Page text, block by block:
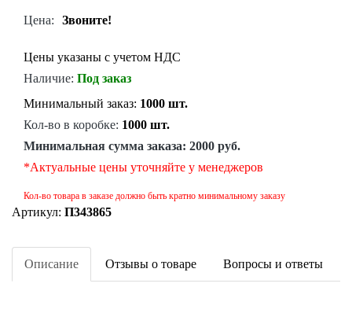
Цена: Звоните!
Цены указаны с учетом НДС
Наличие: Под заказ
Минимальный заказ: 1000 шт.
Кол-во в коробке: 1000 шт.
Минимальная сумма заказа: 2000 руб.
*Актуальные цены уточняйте у менеджеров
Кол-во товара в заказе должно быть кратно минимальному заказу
Артикул: П343865
Описание Отзывы о товаре Вопросы и ответы